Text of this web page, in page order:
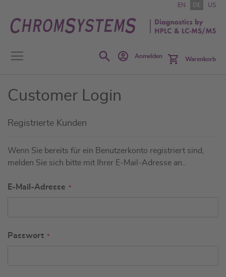
Inhalt
springen
EN DE US
SearchAnmelden Warenkorb
Customer Login
Registrierte Kunden
Wenn Sie bereits für ein Benutzerkonto registriert sind,
melden Sie sich bitte mit Ihrer E-Mail-Adresse an..
E-Mail-Adresse
Passwort